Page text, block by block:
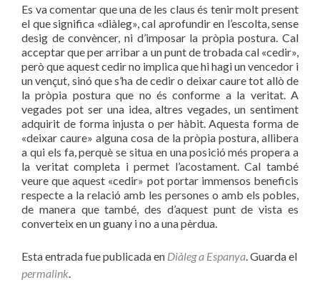
Es va comentar que una de les claus és tenir molt present
el que significa «diàleg», cal aprofundir en l’escolta, sense
desig de convèncer, ni d’imposar la pròpia postura. Cal
acceptar que per arribar a un punt de trobada cal «cedir»,
però que aquest cedir no implica que hi hagi un vencedor i
un vençut, sinó que s’ha de cedir o deixar caure tot allò de
la pròpia postura que no és conforme a la veritat.A
vegades pot ser una idea, altres vegades, un sentiment
adquirit de forma injusta o per hàbit.Aquesta forma de
«deixar caure» alguna cosa de la pròpia postura, allibera
a qui els fa, perquè se situa en una posició més propera a
la veritat completa i permet l’acostament.Cal també
veure que aquest «cedir» pot portar immensos beneficis
respecte a la relació amb les persones o amb els pobles,
de manera que també, des d’aquest punt de vista es
converteix en un guany i no a una pèrdua.
Esta entrada fue publicada en Diàleg a Espanya. Guarda el
permalink.